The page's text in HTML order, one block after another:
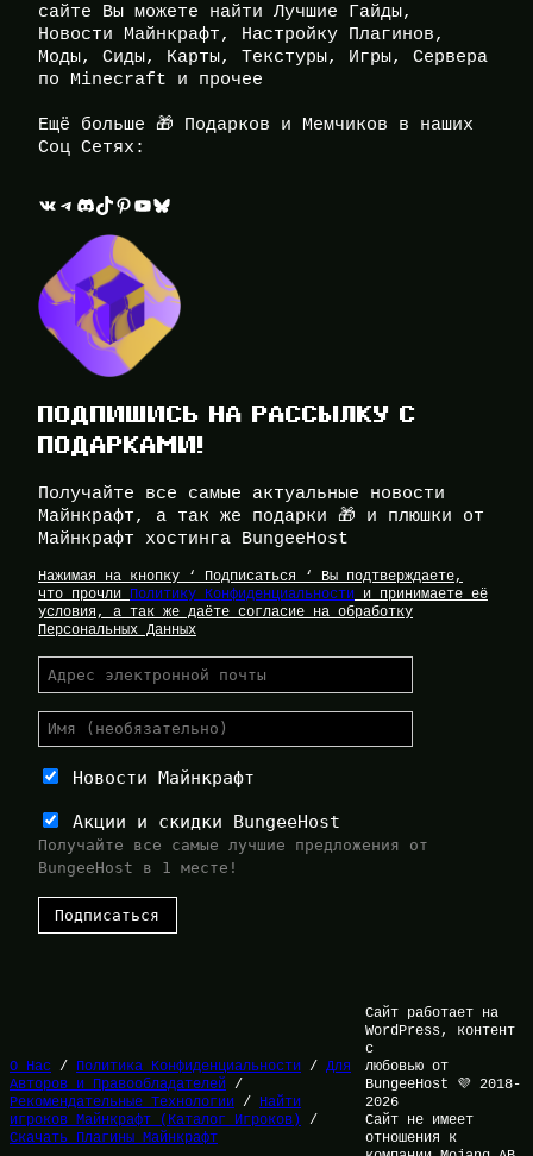
сайте Вы можете найти Лучшие Гайды,
Новости Майнкрафт, Настройку Плагинов,
Моды, Сиды, Карты, Текстуры, Игры, Сервера
по Minecraft и прочее
Ещё больше 🎁 Подарков и Мемчиков в наших
Соц Сетях:
ВКонтакте Telegram Discord TikTok Pinterest YouTube Bluesky
ПОДПИШИСЬ НА РАССЫЛКУ С
ПОДАРКАМИ!
Получайте все самые актуальные новости
Майнкрафт, а так же подарки 🎁 и плюшки от
Майнкрафт хостинга BungeeHost
Нажимая на кнопку ‘ Подписаться ‘ Вы подтверждаете,
что прочли Политику Конфиденциальности и принимаете её
условия, а так же даёте согласие на обработку
Персональных Данных
Новости Майнкрафт
Акции и скидки BungeeHost
Получайте все самые лучшие предложения от
BungeeHost в 1 месте!
О Нас / Политика Конфиденциальности / Для
Авторов и Правообладателей /
Рекомендательные Технологии / Найти
игроков Майнкрафт (Каталог Игроков) /
Скачать Плагины Майнкрафт
Сайт работает на
WordPress, контент
с
любовью от
BungeeHost 💜 2018-
2026
Сайт не имеет
отношения к